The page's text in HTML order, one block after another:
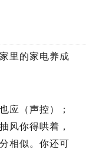
里的家电养成
应（声控）；
风你得哄着，
相似。你还可